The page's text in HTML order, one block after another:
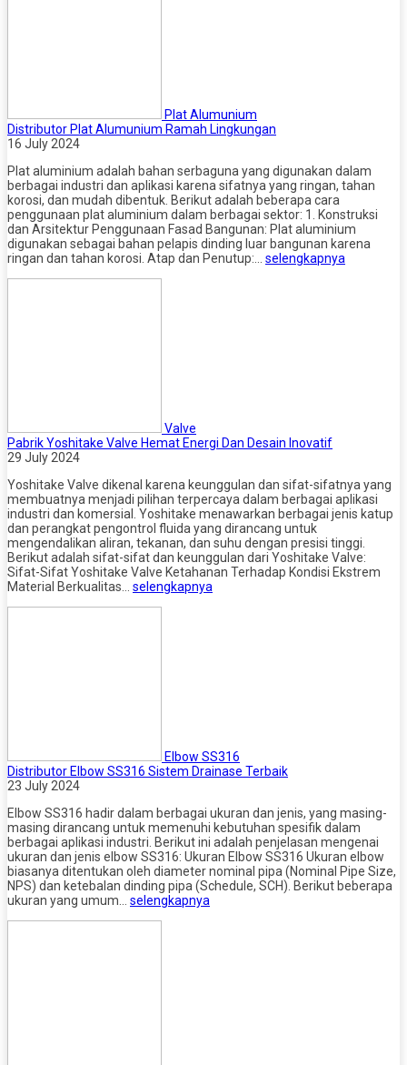
Plat Alumunium
Distributor Plat Alumunium Ramah Lingkungan
16 July 2024
Plat aluminium adalah bahan serbaguna yang digunakan dalam
berbagai industri dan aplikasi karena sifatnya yang ringan, tahan
korosi, dan mudah dibentuk. Berikut adalah beberapa cara
penggunaan plat aluminium dalam berbagai sektor: 1. Konstruksi
dan Arsitektur Penggunaan Fasad Bangunan: Plat aluminium
digunakan sebagai bahan pelapis dinding luar bangunan karena
ringan dan tahan korosi. Atap dan Penutup:… selengkapnya
Valve
Pabrik Yoshitake Valve Hemat Energi Dan Desain Inovatif
29 July 2024
Yoshitake Valve dikenal karena keunggulan dan sifat-sifatnya yang
membuatnya menjadi pilihan terpercaya dalam berbagai aplikasi
industri dan komersial. Yoshitake menawarkan berbagai jenis katup
dan perangkat pengontrol fluida yang dirancang untuk
mengendalikan aliran, tekanan, dan suhu dengan presisi tinggi.
Berikut adalah sifat-sifat dan keunggulan dari Yoshitake Valve:
Sifat-Sifat Yoshitake Valve Ketahanan Terhadap Kondisi Ekstrem
Material Berkualitas… selengkapnya
Elbow SS316
Distributor Elbow SS316 Sistem Drainase Terbaik
23 July 2024
Elbow SS316 hadir dalam berbagai ukuran dan jenis, yang masing-
masing dirancang untuk memenuhi kebutuhan spesifik dalam
berbagai aplikasi industri. Berikut ini adalah penjelasan mengenai
ukuran dan jenis elbow SS316: Ukuran Elbow SS316 Ukuran elbow
biasanya ditentukan oleh diameter nominal pipa (Nominal Pipe Size,
NPS) dan ketebalan dinding pipa (Schedule, SCH). Berikut beberapa
ukuran yang umum… selengkapnya